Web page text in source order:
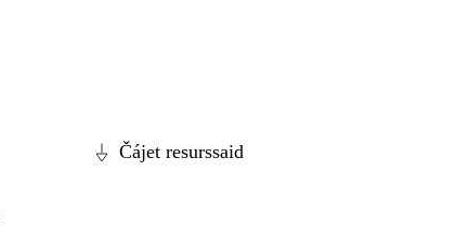
Čájet resurssaid